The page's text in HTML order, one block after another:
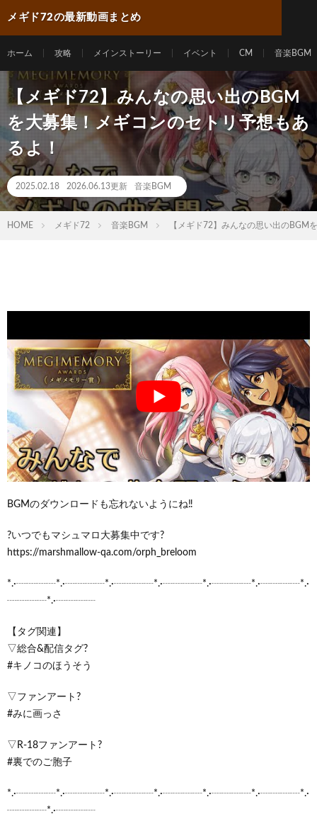
メギド72の最新動画まとめ
ホーム 攻略 メインストーリー イベント CM 音楽BGM
【メギド72】みんなの思い出のBGM
を大募集！メギコンのセトリ予想もあ
るよ！
2025.02.18 2026.06.13更新 音楽BGM
HOME メギド72 音楽BGM 【メギド72】みんなの思い出のBGM
BGMのダウンロードも忘れないようにね‼️
?いつでもマシュマロ大募集中です?
https://marshmallow-qa.com/orph_breloom
*.·┈┈┈┈*.·┈┈┈┈*.·┈┈┈┈*.·┈┈┈┈*.·┈┈┈┈*.·┈┈┈┈*.·
┈┈┈┈*.·┈┈┈┈
【タグ関連】
▽総合&配信タグ?
#キノコのほうそう
▽ファンアート?
#みに画っさ
▽R-18ファンアート?
#裏でのご胞子
*.·┈┈┈┈*.·┈┈┈┈*.·┈┈┈┈*.·┈┈┈┈*.·┈┈┈┈*.·┈┈┈┈*.·
┈┈┈┈*.·┈┈┈┈